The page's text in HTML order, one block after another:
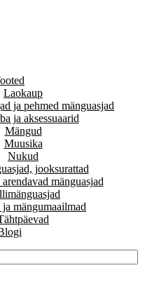
Laokaup
ja pehmed mänguasjad
ja aksessuaarid
Mängud
Muusika
Nukud
jooksurattad
mänguasjad
mängumaailmad